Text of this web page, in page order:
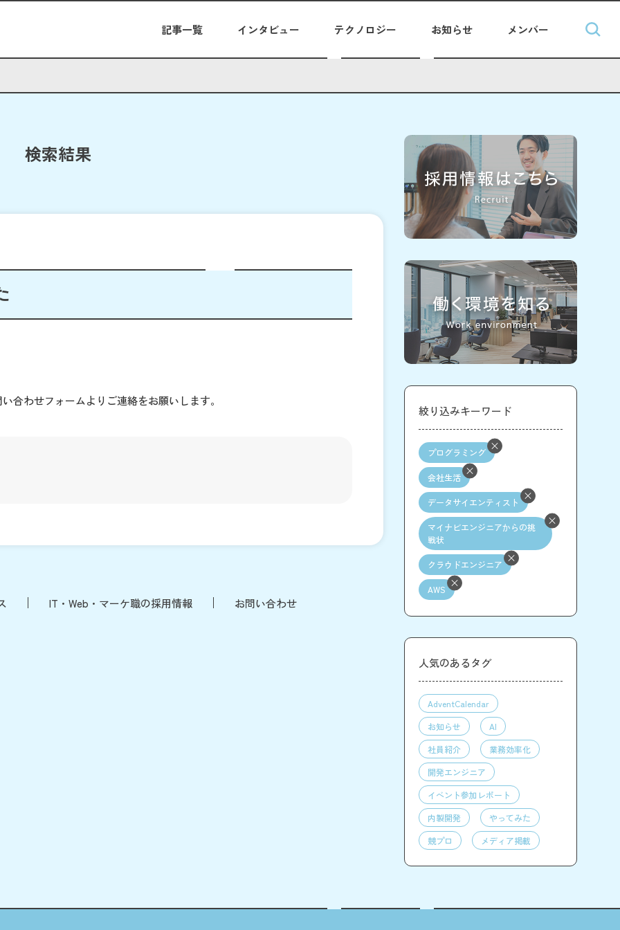
記事一覧 インタビュー テクノロジー お知らせ メンバー
検索結果
合わせフォームよりご連絡をお願いします。
IT・Web・マーケ職の採用情報 お問い合わせ
絞り込みキーワード
プログラミング
会社生活
データサイエンティスト
マイナビエンジニアからの挑
戦状
クラウドエンジニア
AWS
人気のあるタグ
AdventCalendar
お知らせ
AI
社員紹介
業務効率化
開発エンジニア
イベント参加レポート
内製開発
やってみた
競プロ
メディア掲載